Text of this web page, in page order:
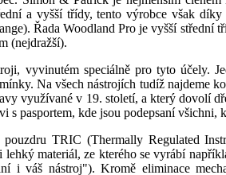
a vyšší třídy, tento výrobce však
Řada Woodland Pro je vyšší
(nejdražší).
vyvinutém speciálně pro tyto účely.
Na všech nástrojích tudíž najdeme
využívané v 19. století, a který dovolí
pasportem, kde jsou podepsaní všichni,
TRIC (Thermally Regulated
lehký materiál, ze kterého se vyrábí
i váš nástroj"). Kromě eliminace